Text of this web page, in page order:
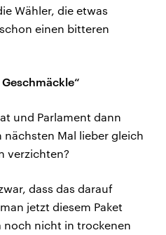
Wähler, die etwas
einen bitteren
und Parlament dann
Mal lieber gleich
verzichten?
dass das darauf
jetzt diesem Paket
noch nicht in trockenen